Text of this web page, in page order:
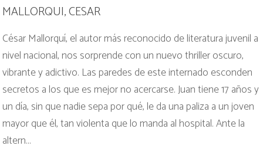
MALLORQUI, CESAR
César Mallorquí, el autor más reconocido de literatura juvenil a
nivel nacional, nos sorprende con un nuevo thriller oscuro,
vibrante y adictivo. Las paredes de este internado esconden
secretos a los que es mejor no acercarse. Juan tiene 17 años y
un día, sin que nadie sepa por qué, le da una paliza a un joven
mayor que él, tan violenta que lo manda al hospital. Ante la
altern...